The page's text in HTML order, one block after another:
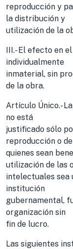
reproducción y
la distribución y
utilización de la
III.- El efecto en
individualmente
inmaterial, sin
de la obra.
Artículo Único.-
no está
justificado sólo
reproducción o de
quienes sean
utilización de las
intelectuales sea
institución
gubernamental,
organización sin
fin de lucro.
Las siguientes